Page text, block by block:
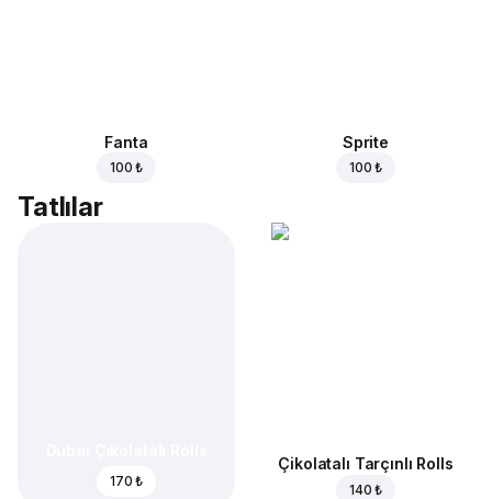
Fanta
100 ₺
Sprite
100 ₺
Tatlılar
170 ₺
Çikolatalı Tarçınlı Rolls
140 ₺